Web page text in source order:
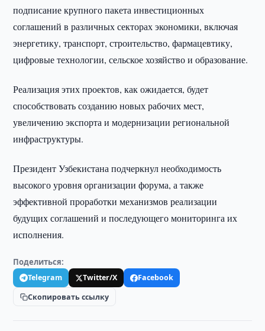
подписание крупного пакета инвестиционных
соглашений в различных секторах экономики, включая
энергетику, транспорт, строительство, фармацевтику,
цифровые технологии, сельское хозяйство и образование.
Реализация этих проектов, как ожидается, будет
способствовать созданию новых рабочих мест,
увеличению экспорта и модернизации региональной
инфраструктуры.
Президент Узбекистана подчеркнул необходимость
высокого уровня организации форума, а также
эффективной проработки механизмов реализации
будущих соглашений и последующего мониторинга их
исполнения.
Поделиться:
Telegram Twitter/X
Facebook
Скопировать ссылку